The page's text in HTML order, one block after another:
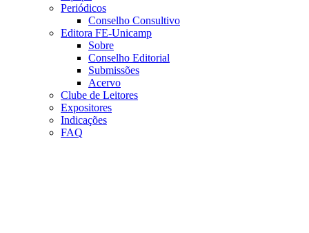
Periódicos
Conselho Consultivo
Editora FE-Unicamp
Sobre
Conselho Editorial
Submissões
Acervo
Clube de Leitores
Expositores
Indicações
FAQ